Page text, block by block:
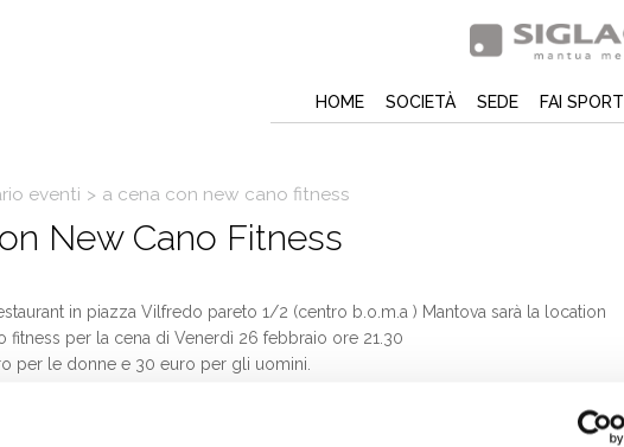
HOME SOCIETÀ SEDE FAI SPORT
eventi > a cena con new cano fitness
New Cano Fitness
in piazza Vilfredo pareto 1/2 (centro b.o.m.a ) Mantova sarà la location
fitness per la cena di Venerdì 26 febbraio ore 21.30
per le donne e 30 euro per gli uomini.